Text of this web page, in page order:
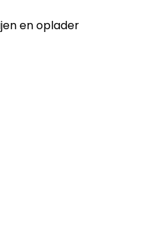
en oplader